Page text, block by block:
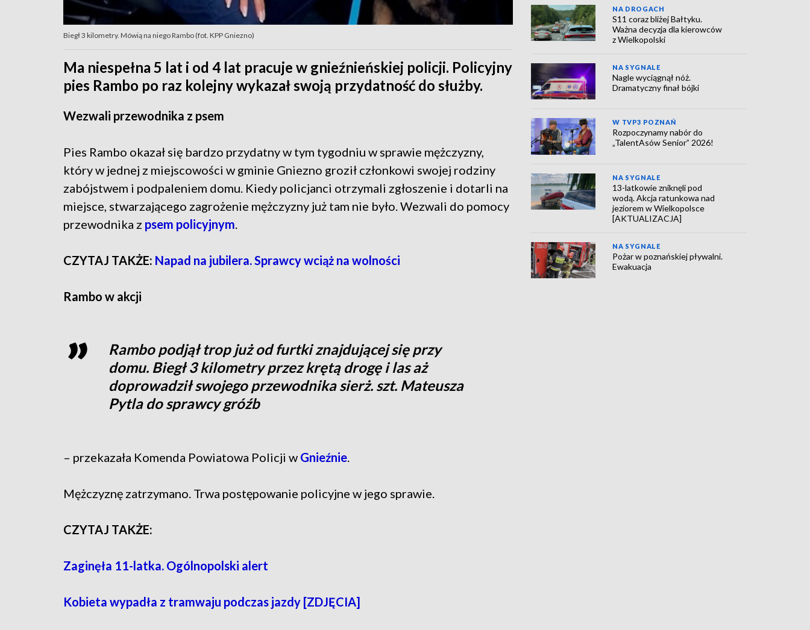
Biegł 3 kilometry. Mówią na niego Rambo (fot. KPP Gniezno)
Ma niespełna 5 lat i od 4 lat pracuje w gnieźnieńskiej policji. Policyjny
pies Rambo po raz kolejny wykazał swoją przydatność do służby.
Wezwali przewodnika z psem
Pies Rambo okazał się bardzo przydatny w tym tygodniu w sprawie mężczyzny,
który w jednej z miejscowości w gminie Gniezno groził członkowi swojej rodziny
zabójstwem i podpaleniem domu. Kiedy policjanci otrzymali zgłoszenie i dotarli na
miejsce, stwarzającego zagrożenie mężczyzny już tam nie było. Wezwali do pomocy
przewodnika z psem policyjnym.
CZYTAJ TAKŻE: Napad na jubilera. Sprawcy wciąż na wolności
Rambo w akcji
Rambo podjął trop już od furtki znajdującej się przy
domu. Biegł 3 kilometry przez krętą drogę i las aż
doprowadził swojego przewodnika sierż. szt. Mateusza
Pytla do sprawcy gróźb
– przekazała Komenda Powiatowa Policji w Gnieźnie.
Mężczyznę zatrzymano. Trwa postępowanie policyjne w jego sprawie.
CZYTAJ TAKŻE:
Zaginęła 11-latka. Ogólnopolski alert
Kobieta wypadła z tramwaju podczas jazdy [ZDJĘCIA]
NA DROGACH
S11 coraz bliżej Bałtyku.
Ważna decyzja dla kierowców
z Wielkopolski
NA SYGNALE
Nagle wyciągnął nóż.
Dramatyczny finał bójki
W TVP3 POZNAŃ
Rozpoczynamy nabór do
„TalentAsów Senior” 2026!
NA SYGNALE
13-latkowie zniknęli pod
wodą. Akcja ratunkowa nad
jeziorem w Wielkopolsce
[AKTUALIZACJA]
NA SYGNALE
Pożar w poznańskiej pływalni.
Ewakuacja